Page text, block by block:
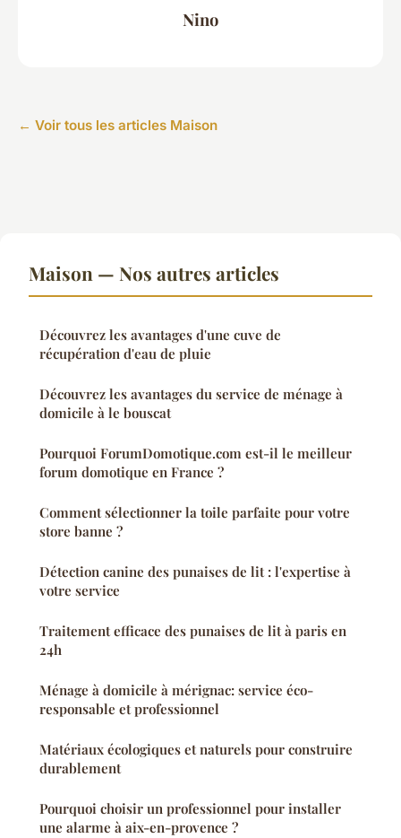
Nino
← Voir tous les articles Maison
Maison — Nos autres articles
Découvrez les avantages d'une cuve de
récupération d'eau de pluie
Découvrez les avantages du service de ménage à
domicile à le bouscat
Pourquoi ForumDomotique.com est-il le meilleur
forum domotique en France ?
Comment sélectionner la toile parfaite pour votre
store banne ?
Détection canine des punaises de lit : l'expertise à
votre service
Traitement efficace des punaises de lit à paris en
24h
Ménage à domicile à mérignac: service éco-
responsable et professionnel
Matériaux écologiques et naturels pour construire
durablement
Pourquoi choisir un professionnel pour installer
une alarme à aix-en-provence ?